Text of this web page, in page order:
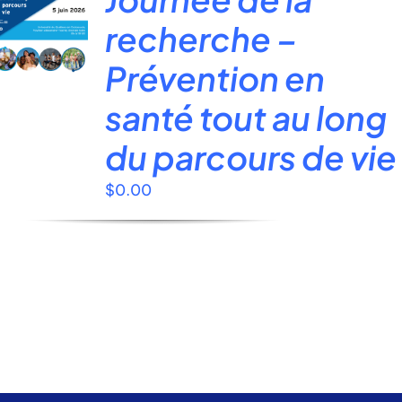
:
recherche –
Prévention en
santé tout au long
du parcours de vie
$0.00